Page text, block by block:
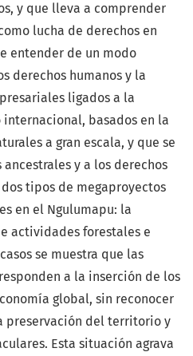
y que lleva a comprender
lucha de derechos en
entender de un modo
derechos humanos y la
ligados a la
basados en la
a gran escala, y que se
y a los derechos
tipos de megaproyectos
en el Ngulumapu: la
actividades forestales e
se muestra que las
a la inserción de los
global, sin reconocer
preservación del territorio y
Esta situación agrava